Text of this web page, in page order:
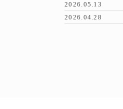
2026.05.13
2026.04.28